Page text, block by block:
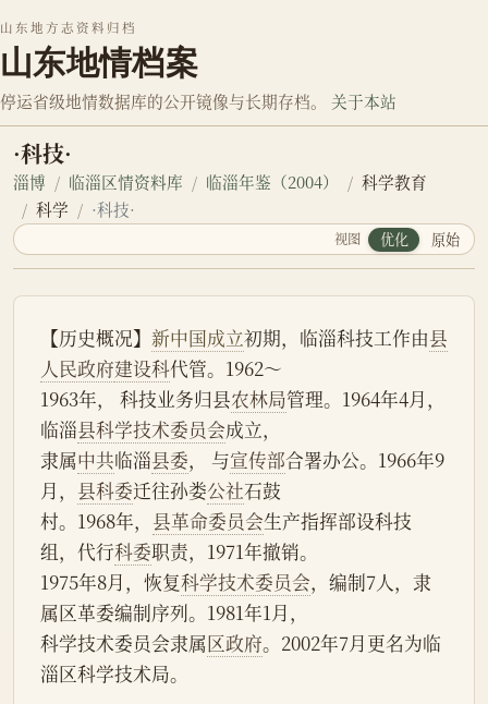
山东地方志资料归档
山东地情档案
停运省级地情数据库的公开镜像与长期存档。 关于本站
·科技·
淄博 临淄区情资料库 临淄年鉴（2004）
科学教育
科学
·科技·
视图 优化 原始
【历史概况】 新中国成立初期，临淄科技工作由县
人民政府建设科代管。1962～
1963年， 科技业务归县农林局管理。1964年4月，
临淄县科学技术委员会成立，
隶属中共临淄县委， 与宣传部合署办公。1966年9
月， 县科委迁往孙娄公社石鼓
村。1968年， 县革命委员会生产指挥部设科技
组，代行科委职责，1971年撤销。
1975年8月，恢复科学技术委员会，编制7人，隶
属区革委编制序列。1981年1月，
科学技术委员会隶属区政府。2002年7月更名为临
淄区科学技术局。